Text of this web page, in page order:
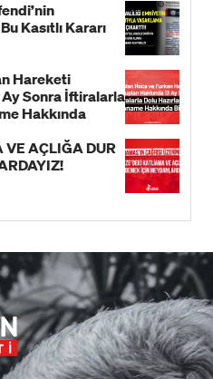
Kasıtlı Kararı
Hareketi
Ay Sonra İftiralarla
Hakkında
AÇLIĞA DUR